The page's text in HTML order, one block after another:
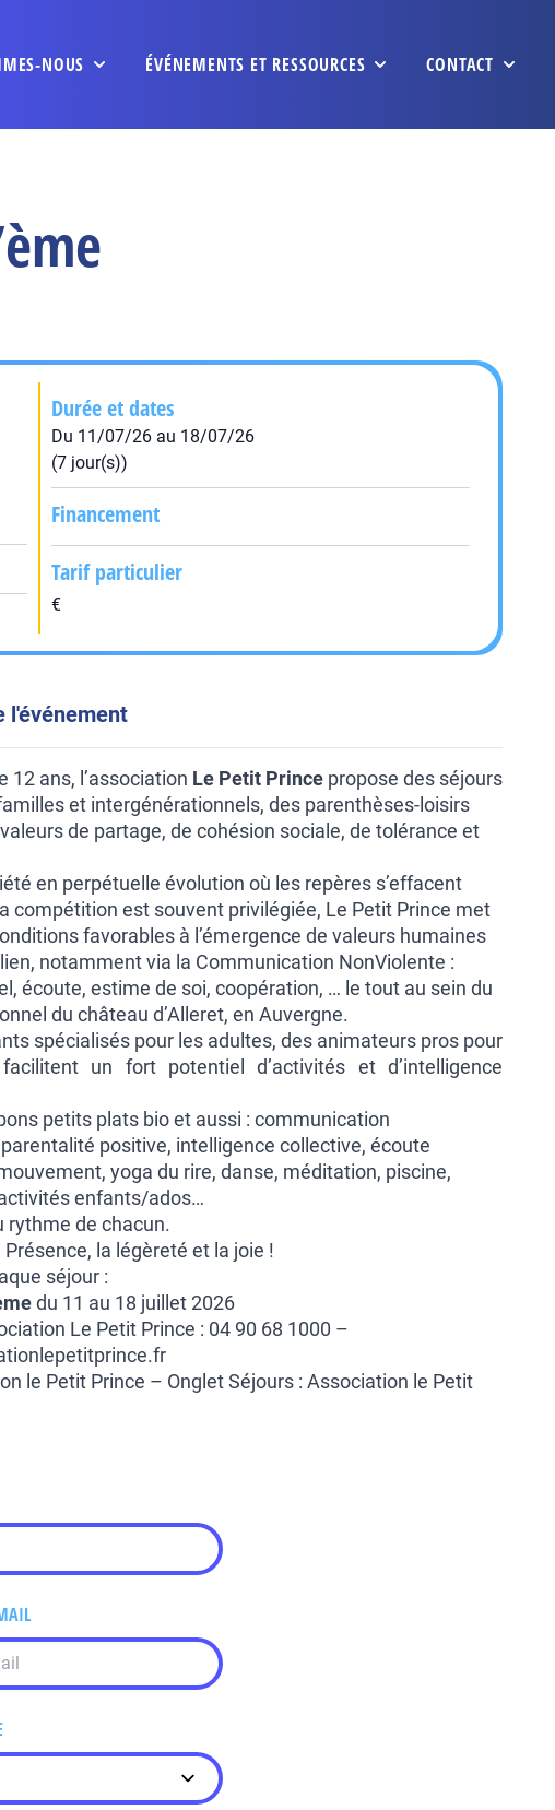
NOUS ÉVÉNEMENTS ET RESSOURCES CONTACT
Durée et dates
Du 11/07/26 au 18/07/26
(7 jour(s))
Financement
Tarif particulier
€
l'événement
12 ans, l’association Le Petit Prince propose des séjours
et intergénérationnels, des parenthèses-loisirs
de partage, de cohésion sociale, de tolérance et
en perpétuelle évolution où les repères s’effacent
compétition est souvent privilégiée, Le Petit Prince met
favorables à l’émergence de valeurs humaines
notamment via la Communication NonViolente :
écoute, estime de soi, coopération, … le tout au sein du
du château d’Alleret, en Auvergne.
spécialisés pour les adultes, des animateurs pros pour
un fort potentiel d’activités et d’intelligence
petits plats bio et aussi : communication
positive, intelligence collective, écoute
yoga du rire, danse, méditation, piscine,
enfants/ados…
rythme de chacun.
Présence, la légèreté et la joie !
séjour :
du 11 au 18 juillet 2026
Le Petit Prince : 04 90 68 1000 –
le Petit Prince – Onglet Séjours : Association le Petit